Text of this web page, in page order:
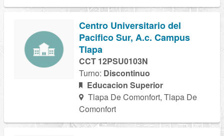
Centro Universitario del
Pacifico Sur, A.c. Campus
Tlapa
CCT 12PSU0103N
Turno: Discontinuo
Educacion Superior
Tlapa De Comonfort, Tlapa De
Comonfort